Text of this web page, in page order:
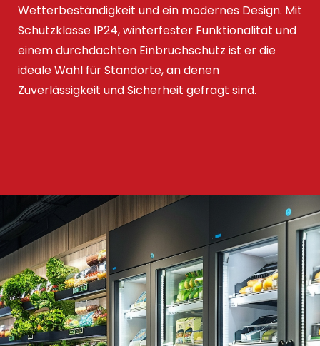
Wetterbeständigkeit und ein modernes Design. Mit
Schutzklasse IP24, winterfester Funktionalität und
einem durchdachten Einbruchschutz ist er die
ideale Wahl für Standorte, an denen
Zuverlässigkeit und Sicherheit gefragt sind.